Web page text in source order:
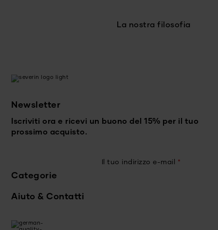
La nostra filosofia
Newsletter
Iscriviti ora e ricevi un buono del 15% per il tuo
prossimo acquisto.
Il tuo indirizzo e-mail *
Categorie
Aiuto & Contatti